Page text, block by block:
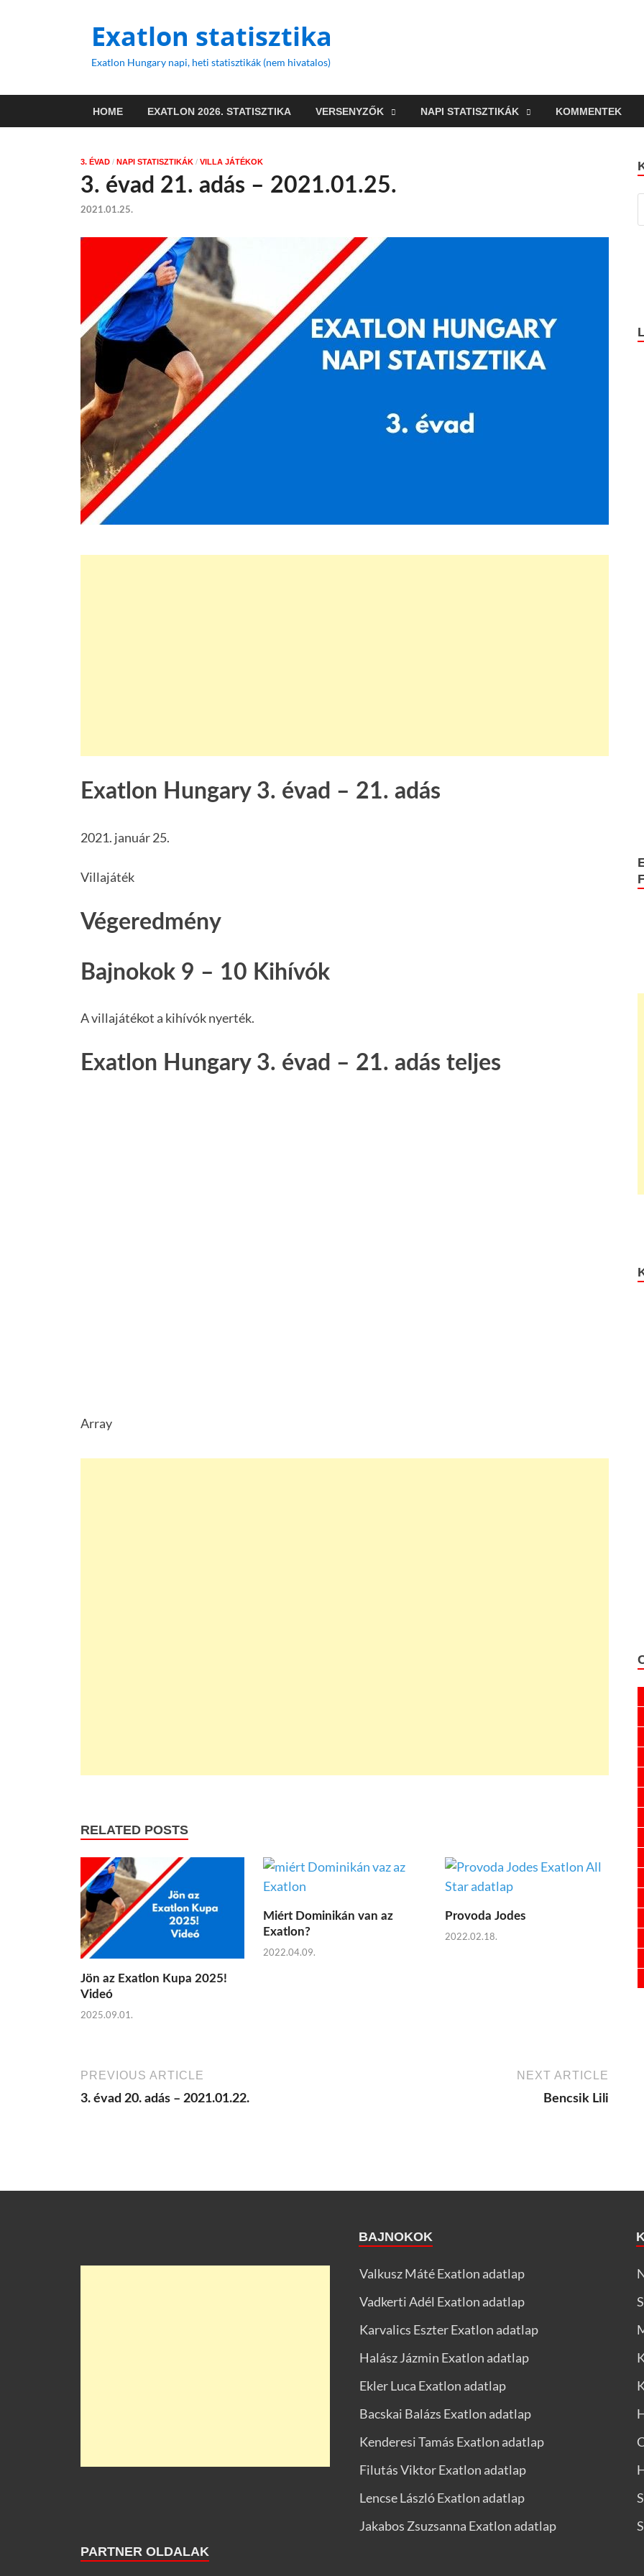
Exatlon statisztika
Exatlon Hungary napi, heti statisztikák (nem hivatalos)
HOME EXATLON 2026. STATISZTIKA VERSENYZŐK NAPI STATISZTIKÁK KOMMENTEK
3. ÉVAD / NAPI STATISZTIKÁK / VILLA JÁTÉKOK
3. évad 21. adás – 2021.01.25.
2021.01.25.
Exatlon Hungary 3. évad – 21. adás
2021. január 25.
Villajáték
Végeredmény
Bajnokok 9 – 10 Kihívók
A villajátékot a kihívók nyerték.
Exatlon Hungary 3. évad – 21. adás teljes
Array
RELATED POSTS
Jön az Exatlon Kupa 2025!
Videó
2025.09.01.
Miért Dominikán van az
Exatlon?
2022.04.09.
Provoda Jodes
2022.02.18.
PREVIOUS ARTICLE
3. évad 20. adás – 2021.01.22.
NEXT ARTICLE
Bencsik Lili
PARTNER OLDALAK
BAJNOKOK
Valkusz Máté Exatlon adatlap
Vadkerti Adél Exatlon adatlap
Karvalics Eszter Exatlon adatlap
Halász Jázmin Exatlon adatlap
Ekler Luca Exatlon adatlap
Bacskai Balázs Exatlon adatlap
Kenderesi Tamás Exatlon adatlap
Filutás Viktor Exatlon adatlap
Lencse László Exatlon adatlap
Jakabos Zsuzsanna Exatlon adatlap